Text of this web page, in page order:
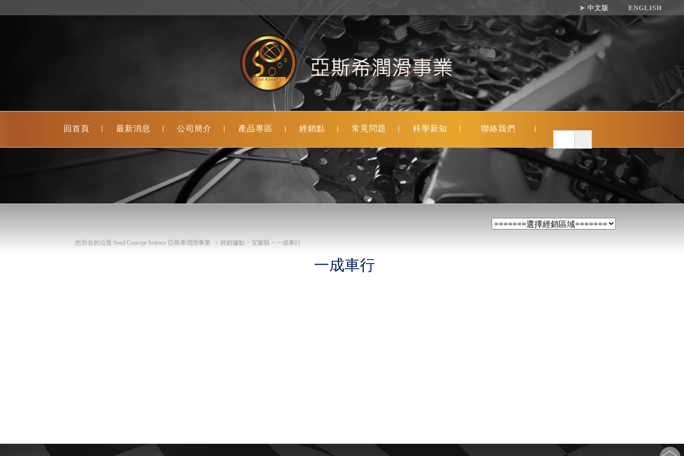
➤ 中文版 ENGLISH
回首頁 最新消息 公司簡介 產品專區 經銷點 常見問題 科學新知 聯絡我們
‧您所在的位置:Seed Concept Science 亞斯希潤滑事業 > 經銷據點 > 宜蘭縣 > 一成車行
一成車行